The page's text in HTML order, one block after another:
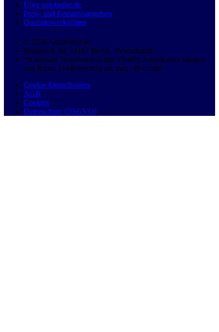
Über autobutler.de
Preis- und Ersparnisangaben
Qualitätswerkstätten
© 2026 Autobutler.de
Mühlenstr. 8a, 14167 Berlin, Deutschland
*Nationale Teilnehmer-Rufnr. (VoIP), Anrufkosten hängen
von Ihrem Telefonvertrag ab, max. 49 ct/min.
Cookie Einstellungen
AGB
Cookies
Datenschutz (DSGVO)